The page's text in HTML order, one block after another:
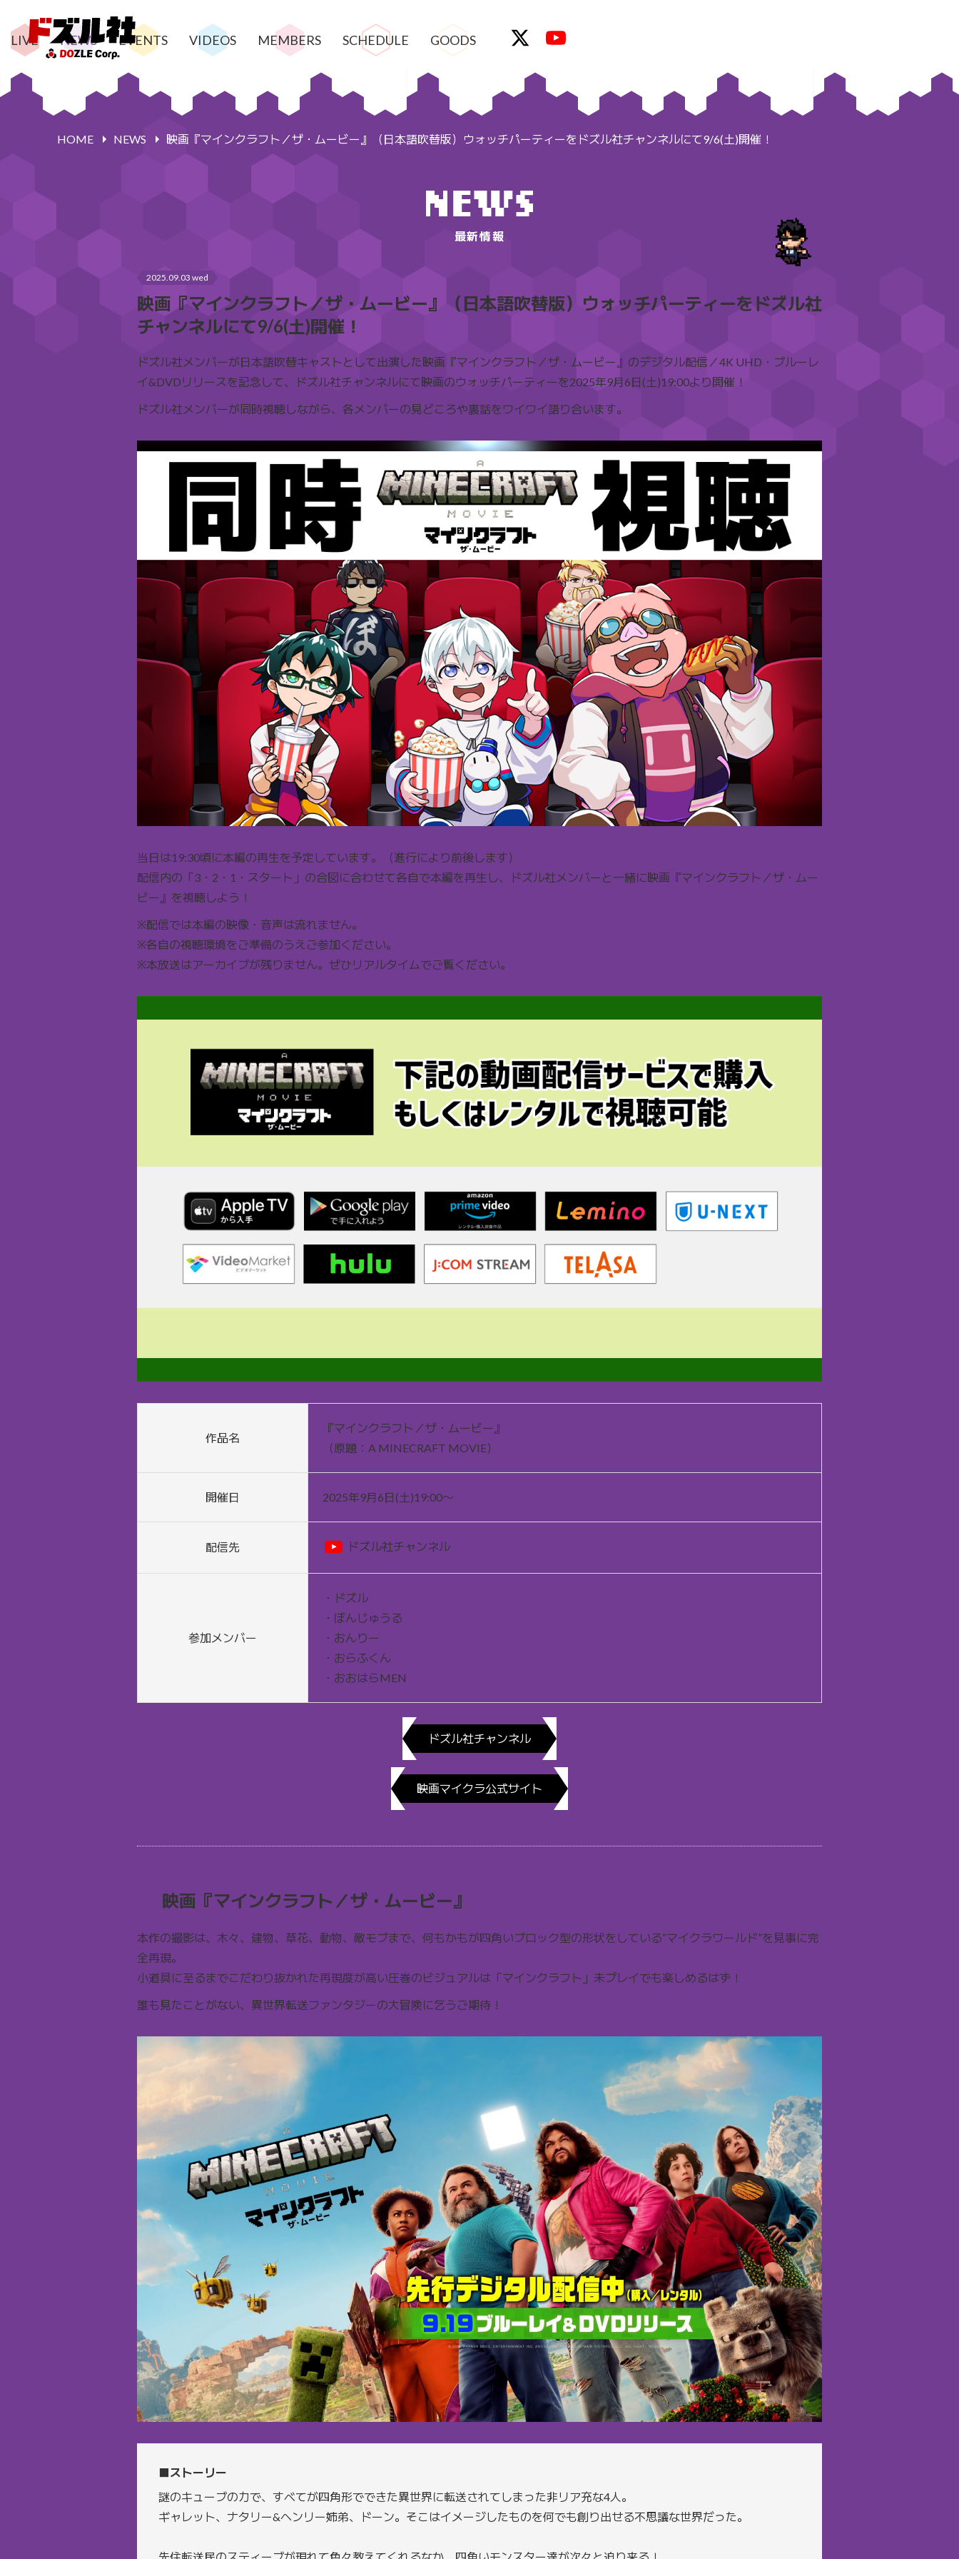
LIVE NEWS EVENTS VIDEOS MEMBERS SCHEDULE GOODS
HOME NEWS 映画『マインクラフト／ザ・ムービー』（日本語吹替版）ウォッチパーティーをドズル社チャンネルにて9/6(土)開催！
最新情報
2025.09.03 wed
映画『マインクラフト／ザ・ムービー』（日本語吹替版）ウォッチパーティーをドズル社
チャンネルにて9/6(土)開催！
ドズル社メンバーが日本語吹替キャストとして出演した映画『マインクラフト／ザ・ムービー』のデジタル配信／4K UHD・ブルーレ
イ&DVDリリースを記念して、ドズル社チャンネルにて映画のウォッチパーティーを2025年9月6日(土)19:00より開催！
ドズル社メンバーが同時視聴しながら、各メンバーの見どころや裏話をワイワイ語り合います。
当日は19:30頃に本編の再生を予定しています。（進行により前後します）
配信内の「3・2・1・スタート」の合図に合わせて各自で本編を再生し、ドズル社メンバーと一緒に映画『マインクラフト／ザ・ムー
ビー』を視聴しよう！
※配信では本編の映像・音声は流れません。
※各自の視聴環境をご準備のうえご参加ください。
※本放送はアーカイブが残りません。ぜひリアルタイムでご覧ください。
作品名
『マインクラフト／ザ・ムービー』
（原題：A MINECRAFT MOVIE）
開催日 2025年9月6日(土)19:00〜
配信先 ドズル社チャンネル
参加メンバー
・ドズル
・ぼんじゅうる
・おんりー
・おらふくん
・おおはらMEN
ドズル社チャンネル
映画マイクラ公式サイト
映画『マインクラフト／ザ・ムービー』
本作の撮影は、木々、建物、草花、動物、敵モブまで、何もかもが四角いブロック型の形状をしている“マイクラワールド”を見事に完
全再現。
小道具に至るまでこだわり抜かれた再現度が高い圧巻のビジュアルは「マインクラフト」未プレイでも楽しめるはず！
誰も見たことがない、異世界転送ファンタジーの大冒険に乞うご期待！
■ストーリー
謎のキューブの力で、すべてが四角形でできた異世界に転送されてしまった非リア充な4人。
ギャレット、ナタリー&ヘンリー姉弟、ドーン。そこはイメージしたものを何でも創り出せる不思議な世界だった。